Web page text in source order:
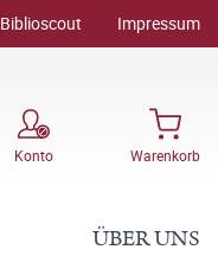
Biblioscout Impressum
Konto Warenkorb
ÜBER UNS